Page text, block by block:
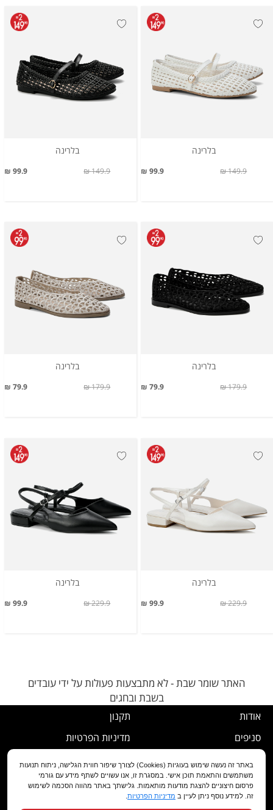
בלרינה
99.9 ₪ 149.9 ₪
בלרינה
99.9 ₪ 149.9 ₪
בלרינה
79.9 ₪ 179.9 ₪
בלרינה
79.9 ₪ 179.9 ₪
בלרינה
99.9 ₪ 229.9 ₪
בלרינה
99.9 ₪ 229.9 ₪
האתר שומר שבת - לא מתבצעות פעולות על ידי עובדים
בשבת ובחגים
אודות
סניפים
שירות לקוחות
מועדון לקוחות
תקנון
מדיניות הפרטיות
נוהל ביטול עסקה
מדיניות החלפה/החזרה/ביטול
הצהרת נגישות
באתר זה נעשה שימוש בעוגיות (Cookies) לצורך שיפור חווית הגלישה, ניתוח תנועות
משתמשים והתאמת תוכן אישי. במסגרת זו, אנו עשויים לשתף מידע עם גורמי
פרסום חיצוניים להצגת מודעות מותאמות. גלישתך באתר מהווה הסכמה לשימוש
זה. למידע נוסף ניתן לעיין ב מדיניות הפרטיות